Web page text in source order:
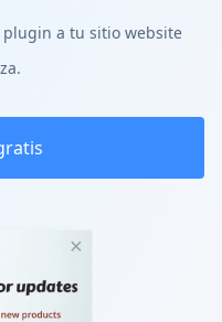
a tu sitio website